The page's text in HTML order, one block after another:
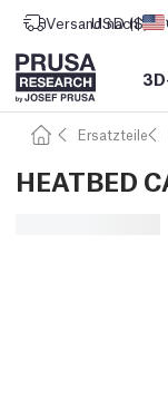
Versand nach
USD ($)
Ersatzteile
HEATBED